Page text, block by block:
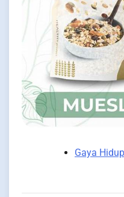
Gaya Hidup